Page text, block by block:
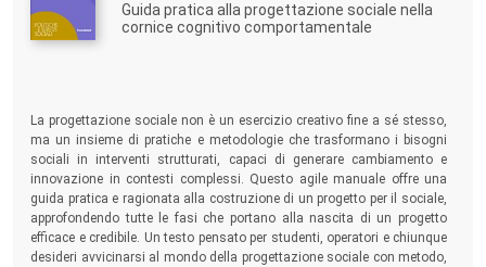
Guida pratica alla progettazione sociale nella
cornice cognitivo comportamentale
La progettazione sociale non è un esercizio creativo fine a sé stesso,
ma un insieme di pratiche e metodologie che trasformano i bisogni
sociali in interventi strutturati, capaci di generare cambiamento e
innovazione in contesti complessi. Questo agile manuale offre una
guida pratica e ragionata alla costruzione di un progetto per il sociale,
approfondendo tutte le fasi che portano alla nascita di un progetto
efficace e credibile. Un testo pensato per studenti, operatori e chiunque
desideri avvicinarsi al mondo della progettazione sociale con metodo,